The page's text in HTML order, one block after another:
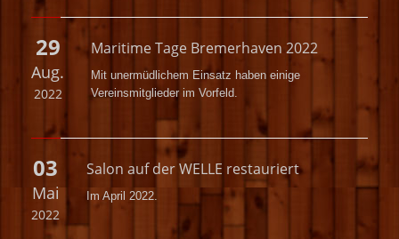
29
Aug.
2022
Maritime Tage Bremerhaven 2022
Mit unermüdlichem Einsatz haben einige
Vereinsmitglieder im Vorfeld.
03
Mai
2022
Salon auf der WELLE restauriert
Im April 2022.